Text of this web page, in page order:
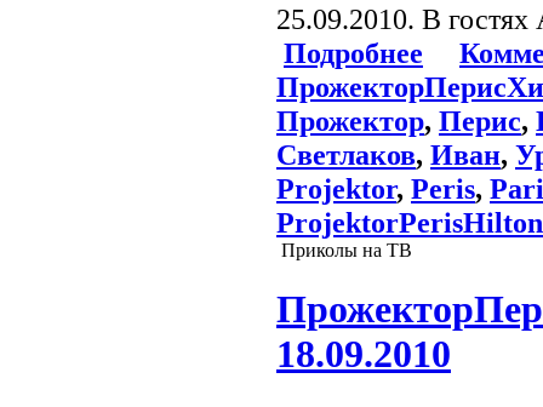
25.09.2010. В
Подробнее
Прожектор, Перис,
Светлаков, Иван,
Projektor, Peris,
ProjektorPerisHilton
Приколы на ТВ
18.09.2010